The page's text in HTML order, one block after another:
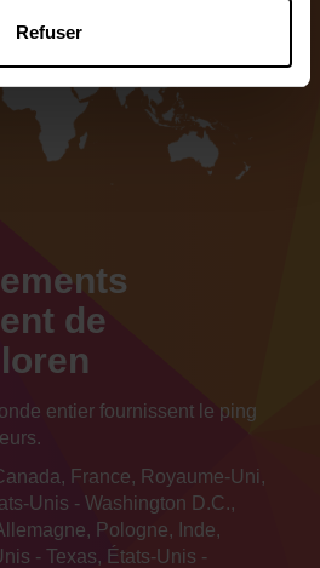
Refuser
de
entier fournissent le ping
France, Royaume-Uni,
Unis - Washington D.C.,
Pologne, Inde,
- Texas, États-Unis -